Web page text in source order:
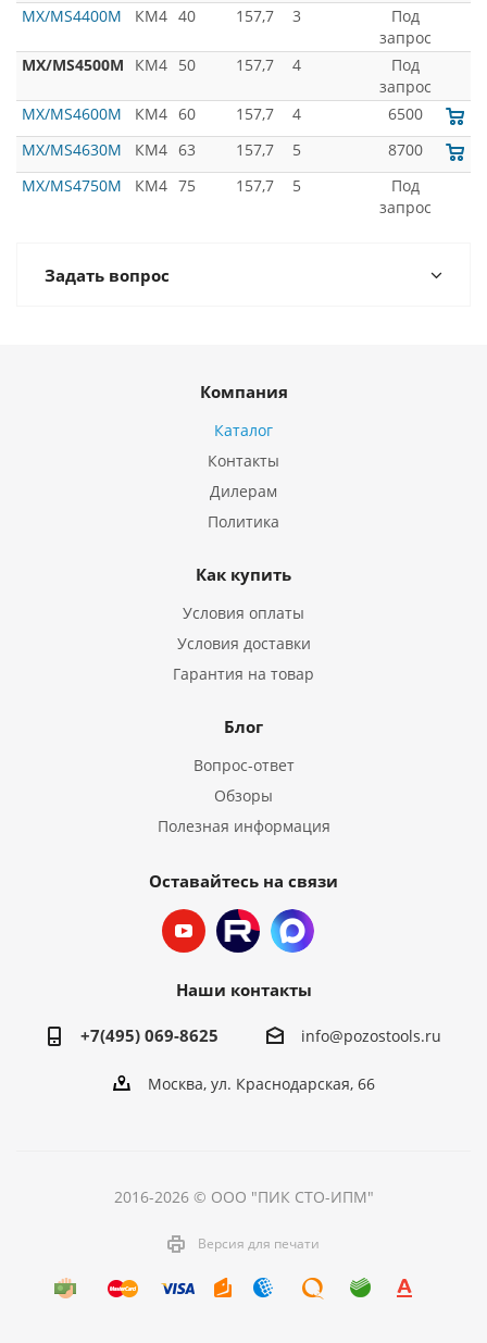
MX/MS4400M
КМ4 40 157,7 3
Под
запрос
MX/MS4500M
КМ4 50 157,7 4
Под
запрос
MX/MS4600M
КМ4 60 157,7 4
6500
MX/MS4630M
КМ4 63 157,7 5
8700
MX/MS4750M
КМ4 75 157,7 5
Под
запрос
Задать вопрос
Компания
Каталог
Контакты
Дилерам
Политика
Как купить
Условия оплаты
Условия доставки
Гарантия на товар
Блог
Вопрос-ответ
Обзоры
Полезная информация
Оставайтесь на связи
Наши контакты
+7(495) 069-8625 info@pozostools.ru
Москва, ул. Краснодарская, 66
2016-2026 © ООО "ПИК СТО-ИПМ"
Версия для печати